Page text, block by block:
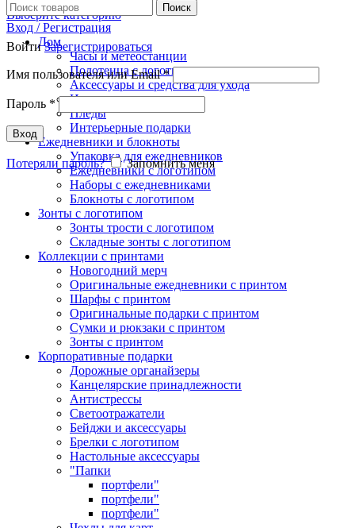
Выберите категорию
Дом
Часы и метеостанции
Полотенца с логотипом
Аксессуары и средства для ухода
Игрушки
Пледы
Интерьерные подарки
Ежедневники и блокноты
Упаковка для ежедневников
Ежедневники с логотипом
Наборы с ежедневниками
Блокноты с логотипом
Зонты с логотипом
Зонты трости с логотипом
Складные зонты с логотипом
Коллекции с принтами
Новогодний мерч
Оригинальные ежедневники с принтом
Шарфы с принтом
Оригинальные подарки с принтом
Сумки и рюкзаки с принтом
Зонты с принтом
Корпоративные подарки
Дорожные органайзеры
Канцелярские принадлежности
Антистрессы
Светоотражатели
Бейджи и аксессуары
Брелки с логотипом
Настольные аксессуары
"Папки
портфели"
портфели"
портфели"
Поиск
Вход / Регистрация
ВойтиЗарегистрироваться
Имя пользователя или Email*
Пароль *
Вход
Потеряли пароль? Запомнить меня